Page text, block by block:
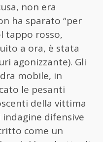
non era
ha sparato “per
tappo rosso,
a ora, è stata
agonizzante). Gli
mobile, in
le pesanti
della vittima
difensive
come un